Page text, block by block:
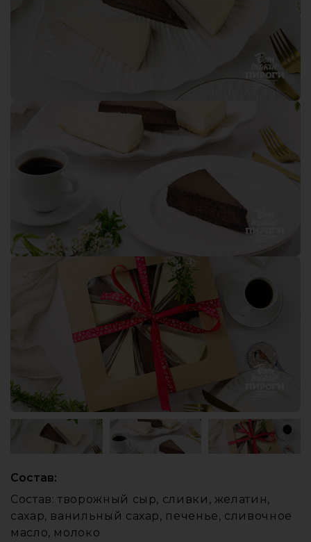
Состав:
Состав: творожный сыр, сливки, желатин,
сахар, ванильный сахар, печенье, сливочное
масло, молоко